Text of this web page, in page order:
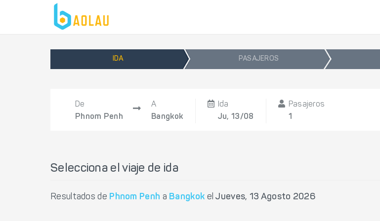
IDA PASAJEROS
De
Phnom Penh
A
Bangkok
Ida
Ju, 13/08
Pasajeros
1
Selecciona el viaje de ida
Resultados de Phnom Penh a Bangkok elJueves, 13 Agosto 2026